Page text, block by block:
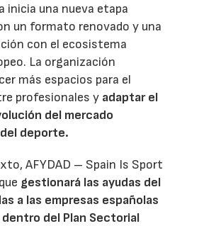
inicia una nueva etapa
un formato renovado y una
con el ecosistema
La organización
más espacios para el
profesionales y adaptar el
del mercado
deporte.
AFYDAD – Spain Is Sport
gestionará las ayudas del
a las empresas españolas
del Plan Sectorial